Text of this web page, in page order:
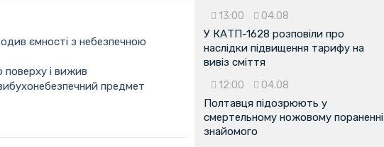
ємності з небезпечною
поверху і вижив
предмет
13:00 04.08
У КАТП-1628 розповіли про
наслідки підвищення тарифу на
вивіз сміття
12:00 04.08
Полтавця підозрюють у
смертельному ножовому пораненні
знайомого